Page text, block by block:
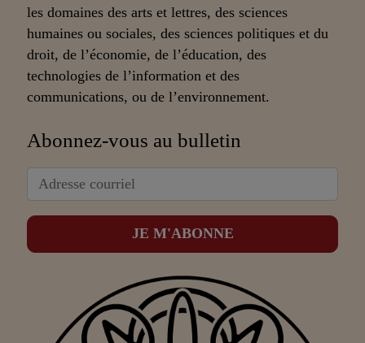
les domaines des arts et lettres, des sciences
humaines ou sociales, des sciences politiques et du
droit, de l’économie, de l’éducation, des
technologies de l’information et des
communications, ou de l’environnement.
Abonnez-vous au bulletin